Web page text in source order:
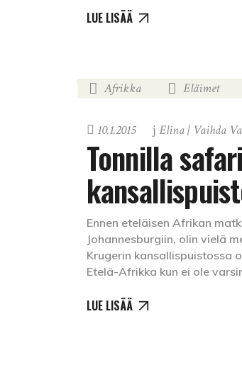
LUE LISÄÄ
Afrikka Eläimet
10.1.2015 Elina | Vaihda
Tonnilla
Ennen eteläisen Afrikan
Johannesburgiin, olin vielä
Krugerin kansallispuistossa
Etelä-Afrikka kun ei ole
LUE LISÄÄ